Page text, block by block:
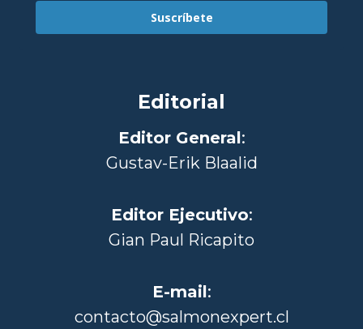
Suscríbete
Editorial
Editor General :
Gustav-Erik Blaalid
Editor Ejecutivo:
Gian Paul Ricapito
E-mail :
contacto@salmonexpert.cl